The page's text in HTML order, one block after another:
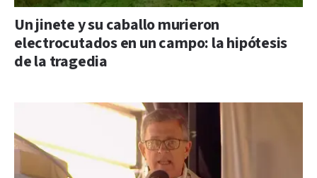
Un jinete y su caballo murieron
electrocutados en un campo: la hipótesis
de la tragedia